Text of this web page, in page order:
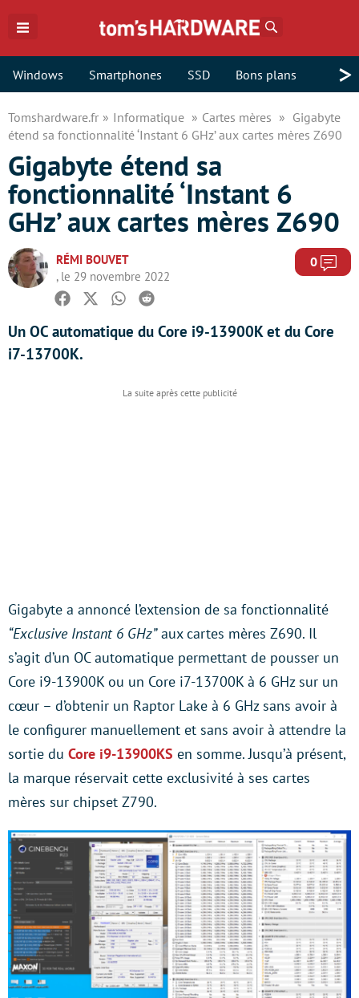
Windows Smartphones SSD Bons plans >
Tomshardware.fr Informatique Cartes mères
Gigabyte
étend sa fonctionnalité ‘Instant 6 GHz’ aux cartes mères Z690
Gigabyte étend sa
fonctionnalité ‘Instant 6
GHz’ aux cartes mères Z690
RÉMI BOUVET
, le 29 novembre 2022
0
Facebook
TwitterWhatsapp
Reddit
Un OC automatique du Core i9-13900K et du Core
i7-13700K.
Gigabyte a annoncé l’extension de sa fonctionnalité
“Exclusive Instant 6 GHz”aux cartes mères Z690. Il
s’agit d’un OC automatique permettant de pousser un
Core i9-13900K ou un Core i7-13700K à 6 GHz sur un
cœur – d’obtenir un Raptor Lake à 6 GHz sans avoir à
le configurer manuellement et sans avoir à attendre la
sortie du Core i9-13900KS en somme. Jusqu’à présent,
la marque réservait cette exclusivité à ses cartes
mères sur chipset Z790.